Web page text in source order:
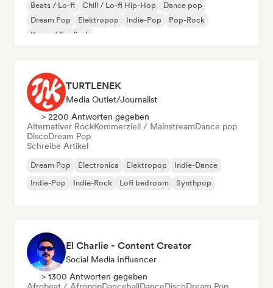
Beats / Lo-fi Chill / Lo-fi Hip-Hop
Dance pop
Dream Pop
Elektropop Indie-Pop
Pop-Rock
Rap auf Englisch
TURTLENEK
Media Outlet/Journalist
> 2200 Antworten gegeben
Alternativer RockKommerziell / MainstreamDance pop
DiscoDream Pop
Schreibe Artikel
Dream Pop Electronica Elektropop
Indie-Dance
Indie-Pop
Indie-Rock Lofi bedroom Synthpop
El Charlie - Content Creator
Social Media Influencer
> 1300 Antworten gegeben